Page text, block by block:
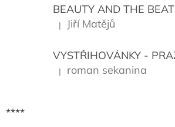
BEAUTY AND THE BEAT
Hodnocení produktu je 5 z 5
| Jiří Matějů
Hodnocení produktu je 5 z 5
| roman sekanina
****